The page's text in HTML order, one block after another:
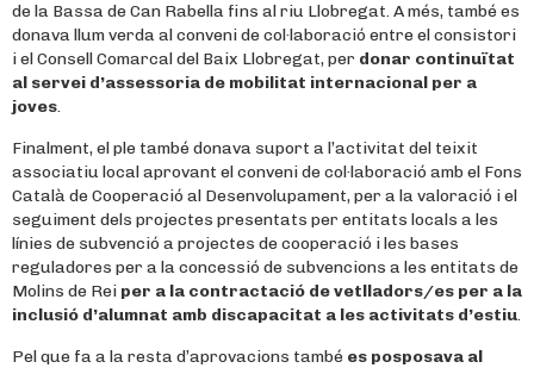
de la Bassa de Can Rabella fins al riu Llobregat. A més, també es
donava llum verda al conveni de col·laboració entre el consistori
i el Consell Comarcal del Baix Llobregat, per donar continuïtat
al servei d’assessoria de mobilitat internacional per a
joves.
Finalment, el ple també donava suport a l’activitat del teixit
associatiu local aprovant el conveni de col·laboració amb el Fons
Català de Cooperació al Desenvolupament, per a la valoració i el
seguiment dels projectes presentats per entitats locals a les
línies de subvenció a projectes de cooperació i les bases
reguladores per a la concessió de subvencions a les entitats de
Molins de Rei per a la contractació de vetlladors/es per a la
inclusió d’alumnat amb discapacitat a les activitats d’estiu.
Pel que fa a la resta d’aprovacions també es posposava al